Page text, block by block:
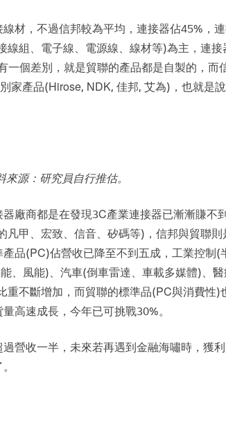
材，不過信邦較為平均，連接器佔45%，
線組、電子線、電源線、線材等)為主，連接
一個差別，就是貿聯的產品都是自製的，而
家產品(Hirose, NDK, 佳邦, 艾為)，也就是
源：研究員自行推估。
廠商都是在發現3C產業連接器已漸漸賺不
凡甲、宏致、信音、矽碼等)，信邦與貿聯則
品(PC)佔營收已降至不到五成，工業控制(
、風能)、汽車(倒車雷達、車載多媒體)、
重不斷增加，而貿聯的標準品(PC與消費性)
高速成長，今年已可挑戰30%。
營收一半，未來若再遇到金融海嘯時，獲